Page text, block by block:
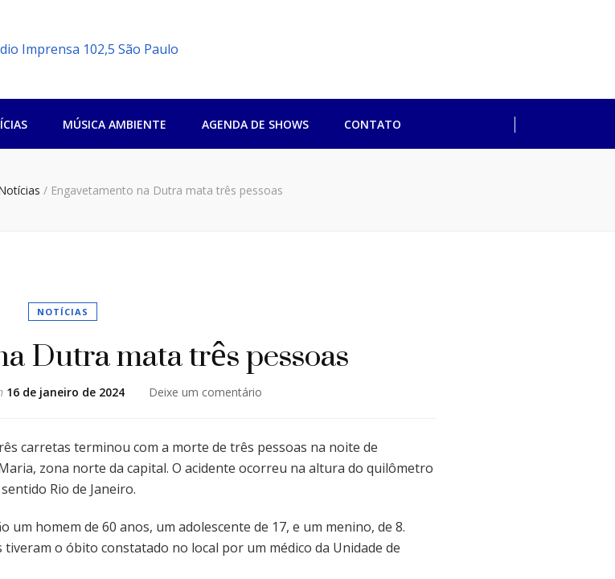
São Paulo
MÚSICA AMBIENTE AGENDA DE SHOWS CONTATO
/ Engavetamento na Dutra mata três pessoas
NOTÍCIAS
Dutra mata três pessoas
16 de janeiro de 2024 Deixe um comentário
Dutra
três
carretas terminou com a morte de três pessoas na noite de
zona norte da capital. O acidente ocorreu na altura do quilômetro
Rio de Janeiro.
homem de 60 anos, um adolescente de 17, e um menino, de 8.
o óbito constatado no local por um médico da Unidade de